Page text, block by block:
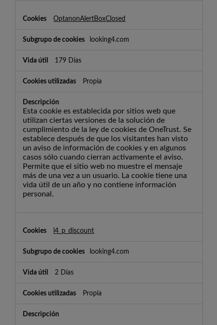
OptanonAlertBoxClosed
looking4.com
179 Días
Propia
Esta cookie es establecida por sitios web que
utilizan ciertas versiones de la solución de
cumplimiento de la ley de cookies de OneTrust. Se
establece después de que los visitantes han visto
un aviso de información de cookies y en algunos
casos sólo cuando cierran activamente el aviso.
Permite que el sitio web no muestre el mensaje
más de una vez a un usuario. La cookie tiene una
vida útil de un año y no contiene información
personal.
l4_p_discount
looking4.com
2 Días
Propia